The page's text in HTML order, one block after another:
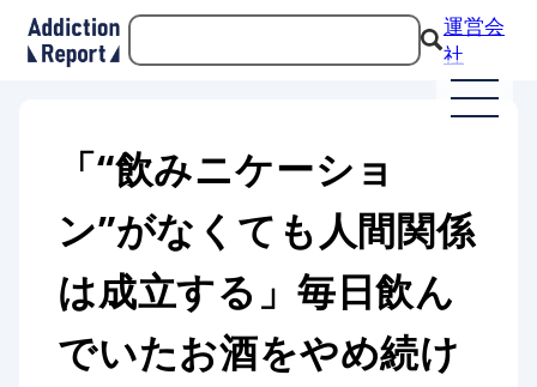
運営会
社
「“飲みニケーショ
ン”がなくても人間関係
は成立する」毎日飲ん
でいたお酒をやめ続け